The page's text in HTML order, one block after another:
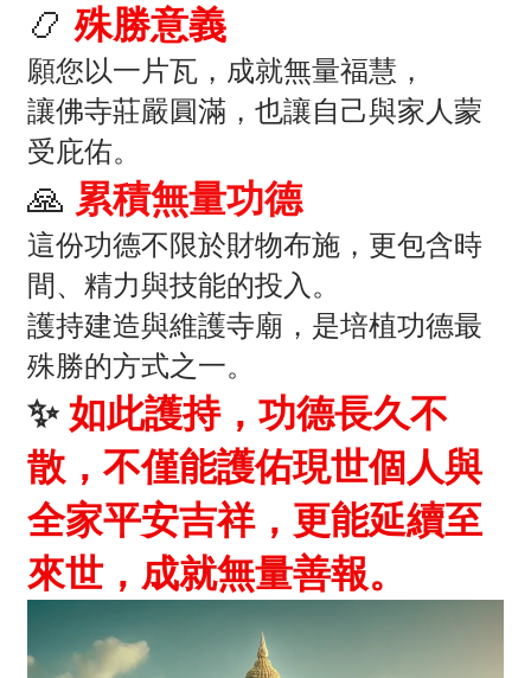
📿殊勝意義
願您以一片瓦，成就無量福慧，
讓佛寺莊嚴圓滿，也讓自己與家人蒙
受庇佑。
🙏 累積無量功德
這份功德不限於財物布施，更包含時
間、精力與技能的投入。
護持建造與維護寺廟，是培植功德最
殊勝的方式之一。
✨ 如此護持，功德長久不
散，不僅能護佑現世個人與
全家平安吉祥，更能延續至
來世，成就無量善報。